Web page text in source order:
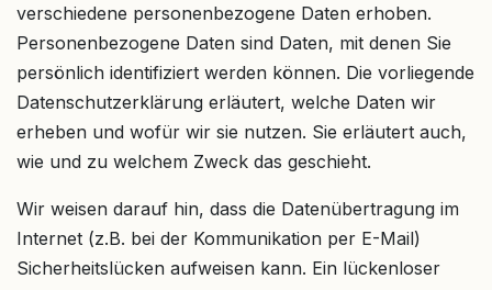
verschiedene personenbezogene Daten erhoben.
Personenbezogene Daten sind Daten, mit denen Sie
persönlich identifiziert werden können. Die vorliegende
Datenschutzerklärung erläutert, welche Daten wir
erheben und wofür wir sie nutzen. Sie erläutert auch,
wie und zu welchem Zweck das geschieht.
Wir weisen darauf hin, dass die Datenübertragung im
Internet (z.B. bei der Kommunikation per E-Mail)
Sicherheitslücken aufweisen kann. Ein lückenloser